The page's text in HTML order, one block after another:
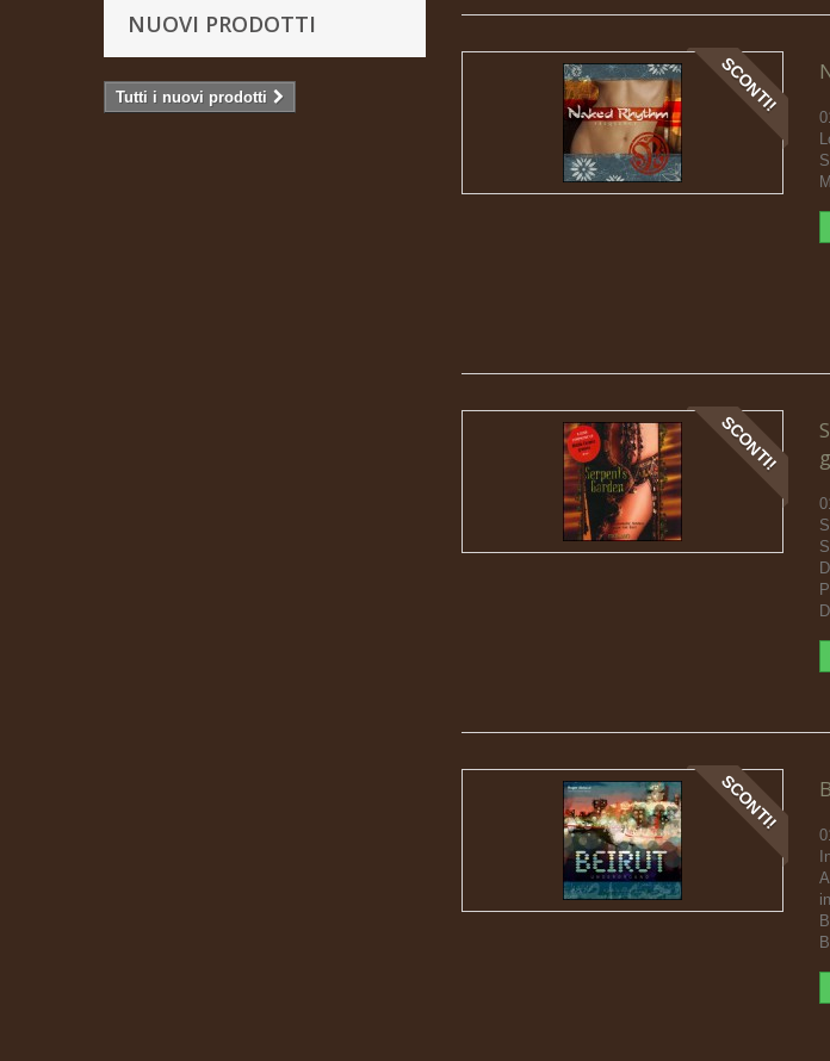
NUOVI PRODOTTI
Tutti i nuovi prodotti SCONTI!
SCONTI!
SCONTI!